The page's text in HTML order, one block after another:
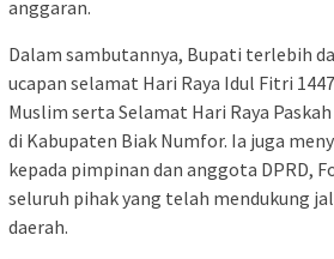
anggaran.
Dalam sambutannya, Bupati terlebih
ucapan selamat Hari Raya Idul Fitri
Muslim serta Selamat Hari Raya
di Kabupaten Biak Numfor. Ia juga
kepada pimpinan dan anggota DPRD,
seluruh pihak yang telah mendukung
daerah.